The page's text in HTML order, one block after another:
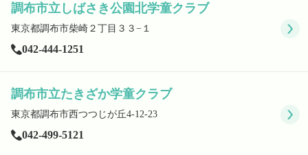
調布市立しばさき公園北学童クラブ
東京都調布市柴崎２丁目３３−１
042-444-1251
調布市立たきざか学童クラブ
東京都調布市西つつじが丘4-12-23
042-499-5121